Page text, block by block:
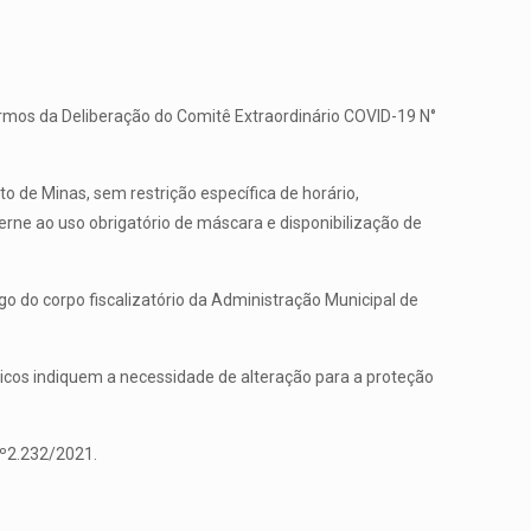
da Deliberação do Comitê Extraordinário COVID-19 N°
de Minas, sem restrição específica de horário,
ao uso obrigatório de máscara e disponibilização de
do corpo fiscalizatório da Administração Municipal de
indiquem a necessidade de alteração para a proteção
2021.